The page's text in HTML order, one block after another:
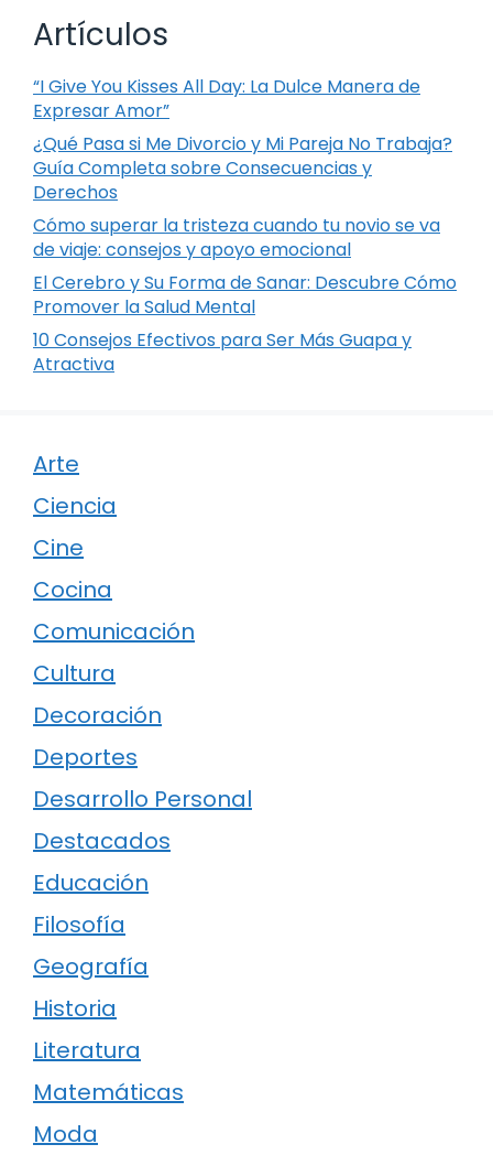
Artículos
“I Give You Kisses All Day: La Dulce Manera de
Expresar Amor”
¿Qué Pasa si Me Divorcio y Mi Pareja No Trabaja?
Guía Completa sobre Consecuencias y
Derechos
Cómo superar la tristeza cuando tu novio se va
de viaje: consejos y apoyo emocional
El Cerebro y Su Forma de Sanar: Descubre Cómo
Promover la Salud Mental
10 Consejos Efectivos para Ser Más Guapa y
Atractiva
Arte
Ciencia
Cine
Cocina
Comunicación
Cultura
Decoración
Deportes
Desarrollo Personal
Destacados
Educación
Filosofía
Geografía
Historia
Literatura
Matemáticas
Moda